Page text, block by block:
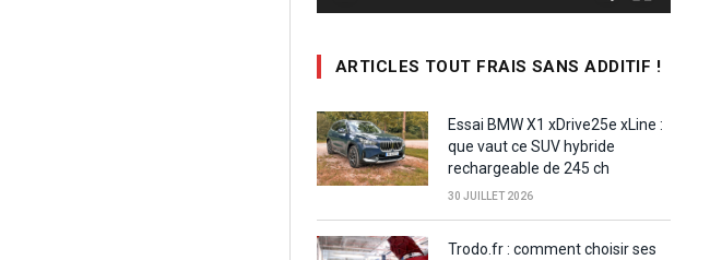
ARTICLES TOUT FRAIS SANS ADDITIF !
Essai BMW X1 xDrive25e xLine :
que vaut ce SUV hybride
rechargeable de 245 ch
30 JUILLET 2026
Trodo.fr : comment choisir ses